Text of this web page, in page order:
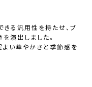
きる汎用性を持たせ、ブ
演出しました。
よい華やかさと季節感を